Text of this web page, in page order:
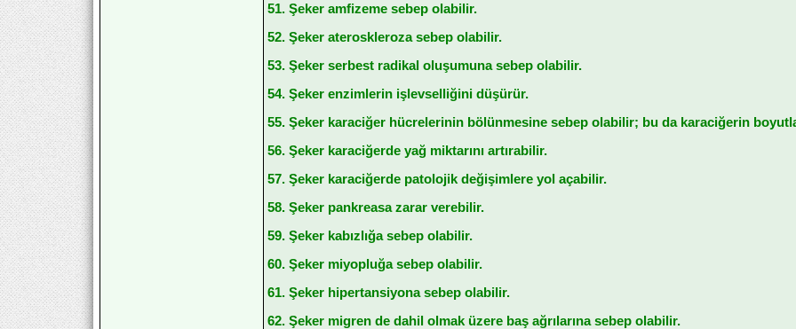
51. Şeker amfizeme sebep olabilir.
52. Şeker ateroskleroza sebep olabilir.
53. Şeker serbest radikal oluşumuna sebep olabilir.
54. Şeker enzimlerin işlevselliğini düşürür.
55. Şeker karaciğer hücrelerinin bölünmesine sebep olabilir; bu da karaciğerin
56. Şeker karaciğerde yağ miktarını artırabilir.
57. Şeker karaciğerde patolojik değişimlere yol açabilir.
58. Şeker pankreasa zarar verebilir.
59. Şeker kabızlığa sebep olabilir.
60. Şeker miyopluğa sebep olabilir.
61. Şeker hipertansiyona sebep olabilir.
62. Şeker migren de dahil olmak üzere baş ağrılarına sebep olabilir.